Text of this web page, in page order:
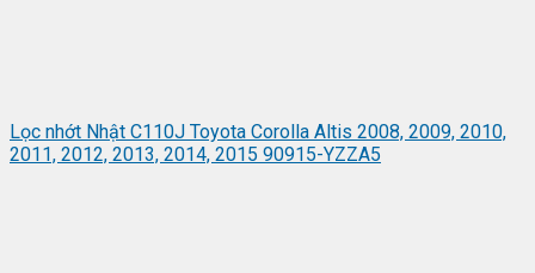
Lọc nhớt Nhật C110J Toyota Corolla Altis 2008, 2009, 2010,
2011, 2012, 2013, 2014, 2015 90915-YZZA5